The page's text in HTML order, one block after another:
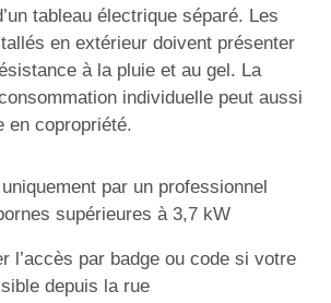
tableau électrique séparé. Les
en extérieur doivent présenter
à la pluie et au gel. La
individuelle peut aussi
en copropriété.
par un professionnel
supérieures à 3,7 kW
l’accès par badge ou code si votre
depuis la rue